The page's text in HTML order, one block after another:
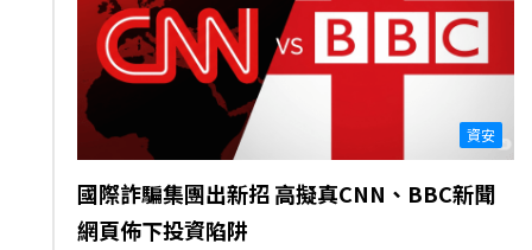
資安
國際詐騙集團出新招 高擬真CNN、BBC新聞
網頁佈下投資陷阱